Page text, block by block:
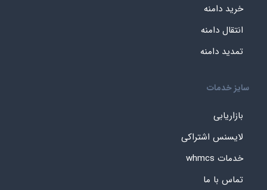
خرید دامنه
انتقال دامنه
تمدید دامنه
سایز خدمات
بازاریابی
لایسنس اشتراکی
خدمات whmcs
تماس با ما